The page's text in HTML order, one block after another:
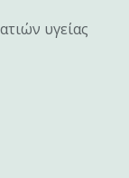
υγείας